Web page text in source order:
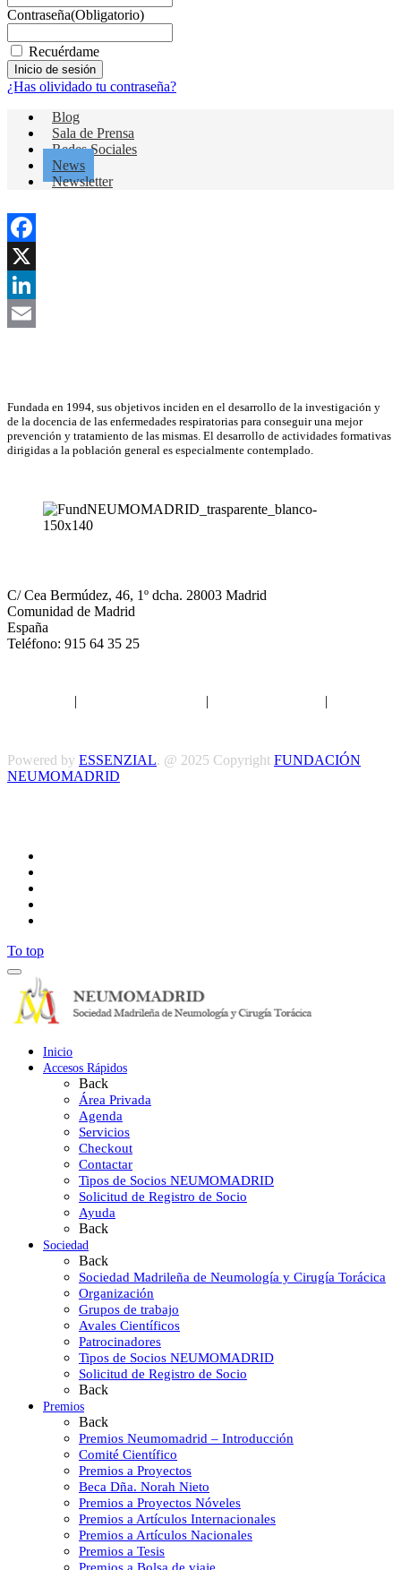
Contraseña(Obligatorio)
Recuérdame
¿Has olividado tu contraseña?
Blog
Sala de Prensa
Redes Sociales
News
Newsletter
Facebook
X
LinkedIn
Fundada en 1994, sus objetivos inciden en el desarrollo de la investigación y
de la docencia de las enfermedades respiratorias para conseguir una mejor
prevención y tratamiento de las mismas. El desarrollo de actividades formativas
dirigidas a la población general es especialmente contemplado.
C/ Cea Bermúdez, 46, 1º dcha. 28003 Madrid
Comunidad de Madrid
España
Teléfono: 915 64 35 25
| | |
Powered by ESSENZIAL. @ 2025 Copyright FUNDACIÓN
NEUMOMADRID
To top
Inicio
Accesos Rápidos
Back
Área Privada
Agenda
Servicios
Checkout
Contactar
Tipos de Socios NEUMOMADRID
Solicitud de Registro de Socio
Ayuda
Back
Sociedad
Back
Sociedad Madrileña de Neumología y Cirugía Torácica
Organización
Grupos de trabajo
Avales Científicos
Patrocinadores
Tipos de Socios NEUMOMADRID
Solicitud de Registro de Socio
Back
Premios
Back
Premios Neumomadrid – Introducción
Comité Científico
Premios a Proyectos
Beca Dña. Norah Nieto
Premios a Proyectos Nóveles
Premios a Artículos Internacionales
Premios a Artículos Nacionales
Premios a Tesis